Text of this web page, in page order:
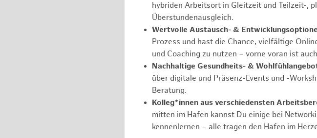
hybriden Arbeitsort in Gleitzeit und Teilzeit-,
Überstundenausgleich.
Wertvolle Austausch- &
Prozess und hast die Chance, vielfältige
und Coaching zu nutzen – vorne voran ist
Nachhaltige Gesundheits- &
über digitale und Präsenz-Events und -
Beratung.
Kolleg*innen aus verschiedensten
mitten im Hafen kannst Du einige bei
kennenlernen – alle tragen den Hafen im